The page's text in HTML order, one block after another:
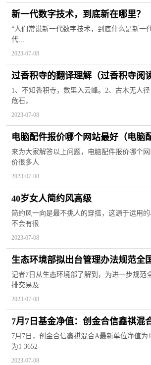
新一代数字技术，到底新在哪里？
“人们常说新一代数字技术，到底什么是新一
代...
2023-07-08
过香积寺的翻译理解（过香积寺阅
1、不知香积寺，数里入云峰。2、古木无人
危石，
2023-07-08
电脑配件报价哪个网站最好（电脑
来为大家解答以上问题，电脑配件报价哪个
价很多人
2023-07-08
40岁女人简约风高级
简约风一向是最不挑人的穿搭，这源于运用的
不会有很
2023-07-08
生态环境部拟出台管理办法规范全
减排交易
记者7日从生态环境部了解到，为进一步规范
排交易及
2023-07-08
7月7日基金净值：创金合信鑫祺混
1.1729，跌0.04%
7月7日，创金合信鑫祺混合A最新单位净值为
为1 3652
2023-07-08